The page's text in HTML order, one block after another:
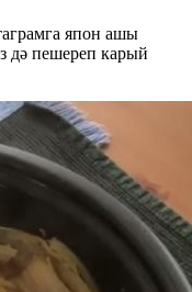
япон ашы
дә пешереп карый